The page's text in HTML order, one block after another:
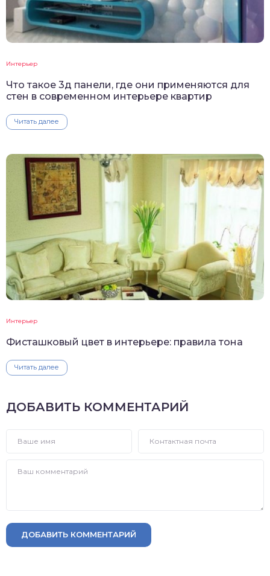
Интерьер
Что такое 3д панели, где они применяются для
стен в современном интерьере квартир
Читать далее
Интерьер
Фисташковый цвет в интерьере: правила тона
Читать далее
ДОБАВИТЬ КОММЕНТАРИЙ
ДОБАВИТЬ КОММЕНТАРИЙ